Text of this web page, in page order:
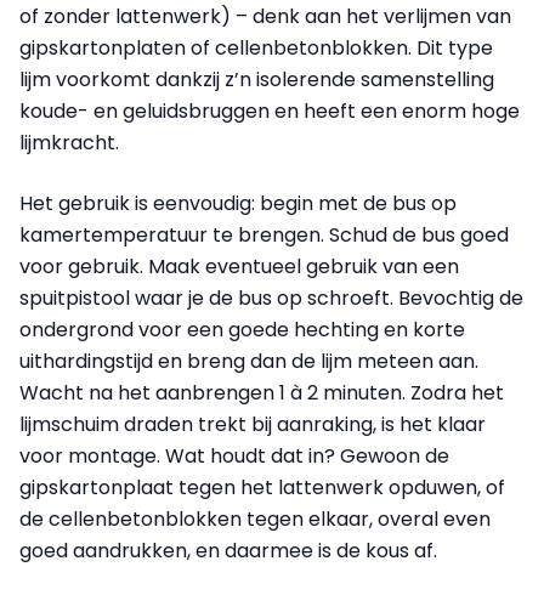
of zonder lattenwerk) – denk aan het verlijmen van
gipskartonplaten of cellenbetonblokken. Dit type
lijm voorkomt dankzij z’n isolerende samenstelling
koude- en geluidsbruggen en heeft een enorm hoge
lijmkracht.
Het gebruik is eenvoudig: begin met de bus op
kamertemperatuur te brengen. Schud de bus goed
voor gebruik. Maak eventueel gebruik van een
spuitpistool waar je de bus op schroeft. Bevochtig de
ondergrond voor een goede hechting en korte
uithardingstijd en breng dan de lijm meteen aan.
Wacht na het aanbrengen 1 à 2 minuten. Zodra het
lijmschuim draden trekt bij aanraking, is het klaar
voor montage. Wat houdt dat in? Gewoon de
gipskartonplaat tegen het lattenwerk opduwen, of
de cellenbetonblokken tegen elkaar, overal even
goed aandrukken, en daarmee is de kous af.